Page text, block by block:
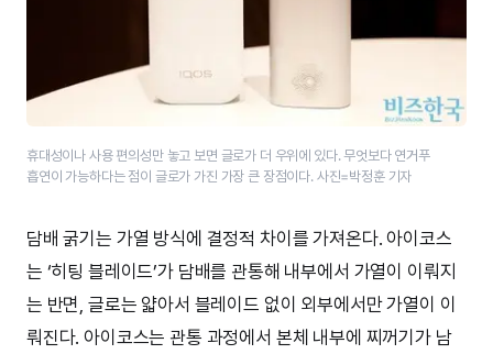
휴대성이나 사용 편의성만 놓고 보면 글로가 더 우위에 있다. 무엇보다 연거푸
흡연이 가능하다는 점이 글로가 가진 가장 큰 장점이다. 사진=박정훈 기자
담배 굵기는 가열 방식에 결정적 차이를 가져온다. 아이코스
는 ‘히팅 블레이드’가 담배를 관통해 내부에서 가열이 이뤄지
는 반면, 글로는 얇아서 블레이드 없이 외부에서만 가열이 이
뤄진다. 아이코스는 관통 과정에서 본체 내부에 찌꺼기가 남